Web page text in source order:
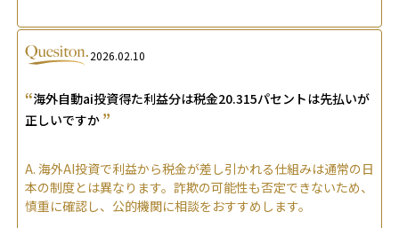
2026.02.10
“海外自動ai投資得た利益分は税金20.315パセントは先払いが
正しいですか ”
A. 海外AI投資で利益から税金が差し引かれる仕組みは通常の日
本の制度とは異なります。詐欺の可能性も否定できないため、
慎重に確認し、公的機関に相談をおすすめします。